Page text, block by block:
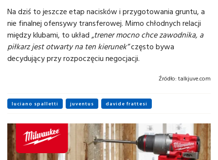
Na dziś to jeszcze etap nacisków i przygotowania gruntu, a
nie finalnej ofensywy transferowej. Mimo chłodnych relacji
między klubami, to układ „trener mocno chce zawodnika, a
piłkarz jest otwarty na ten kierunek”często bywa
decydujący przy rozpoczęciu negocjacji.
Źródło: talkjuve.com
luciano spalletti juventus davide frattesi